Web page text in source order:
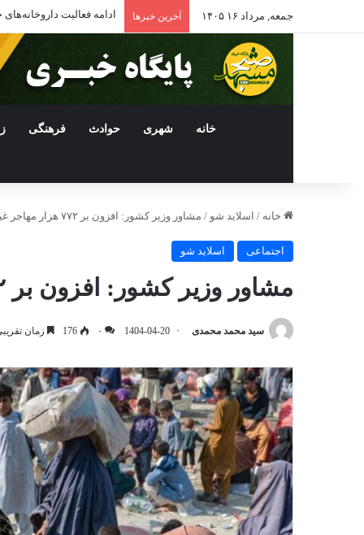
جمعه, مرداد ۱۶ ۱۴۰۵ آخرین خبرها ادامه فعالیت
خانه شهری حوادث فرهنگی
خانه / اسلاید شو / مشاور وزیر کشور: افزون بر ۷۷۲ هزار مهاجر غیرمجاز افغان به کشورشان بازگشتند
اجتماعی اسلاید شو
مشاور وزیر کشور: افزون بر ۷۷۲ هزار مهاجر غیرمجاز افغان به کشورشان بازگشتند
سید محمد محمدی 1404-04-20 ۰ 176 زمان تقریبی